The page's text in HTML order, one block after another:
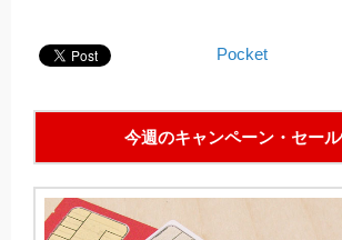
Pocket
今週のキャンペーン・セー